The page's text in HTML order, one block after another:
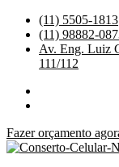
para
conteúdo
(11) 5505-1813
(11) 98882-
Av. Eng. Luiz
111/112
Fazer orçamento